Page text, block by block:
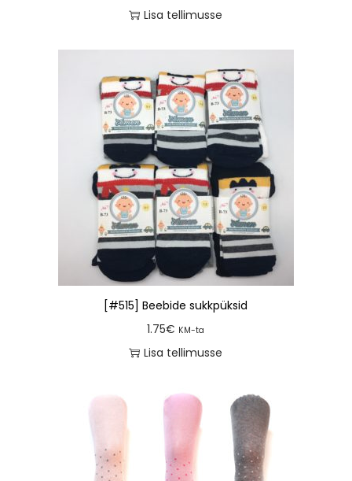
Lisa tellimusse
[#515] Beebide sukkpüksid
1.75€ KM-ta
Lisa tellimusse